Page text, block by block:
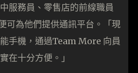
服務員、零售店的前線職員
可為他們提供通訊平台。「現
手機，通過Team More 向員
在十分方便。」